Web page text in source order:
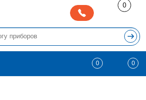
0
0 0